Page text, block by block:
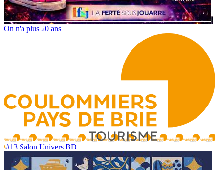
On n'a plus 20 ans
#13 Salon Univers BD